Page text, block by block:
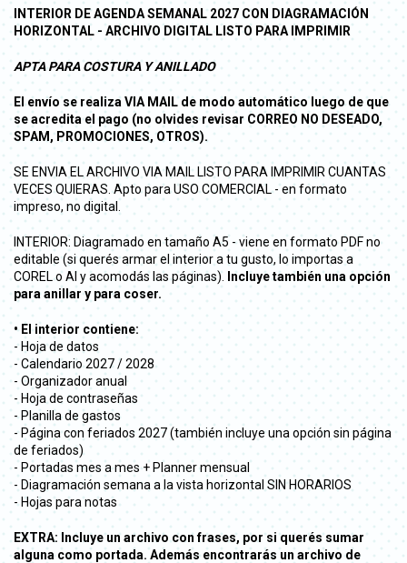
INTERIOR DE AGENDA SEMANAL 2027 CON DIAGRAMACIÓN
HORIZONTAL - ARCHIVO DIGITAL LISTO PARA IMPRIMIR
APTA PARA COSTURA Y ANILLADO
El envío se realiza VIA MAIL de modo automático luego de que
se acredita el pago (no olvides revisar CORREO NO DESEADO,
SPAM, PROMOCIONES, OTROS).
SE ENVIA EL ARCHIVO VIA MAIL LISTO PARA IMPRIMIR CUANTAS
VECES QUIERAS. Apto para USO COMERCIAL - en formato
impreso, no digital.
INTERIOR: Diagramado en tamaño A5 - viene en formato PDF no
editable (si querés armar el interior a tu gusto, lo importas a
COREL o AI y acomodás las páginas). Incluye también una opción
para anillar y para coser.
• El interior contiene:
- Hoja de datos
- Calendario 2027 / 2028
- Organizador anual
- Hoja de contraseñas
- Planilla de gastos
- Página con feriados 2027 (también incluye una opción sin página
de feriados)
- Portadas mes a mes + Planner mensual
- Diagramación semana a la vista horizontal SIN HORARIOS
- Hojas para notas
EXTRA: Incluye un archivo con frases, por si querés sumar
alguna como portada. Además encontrarás un archivo de